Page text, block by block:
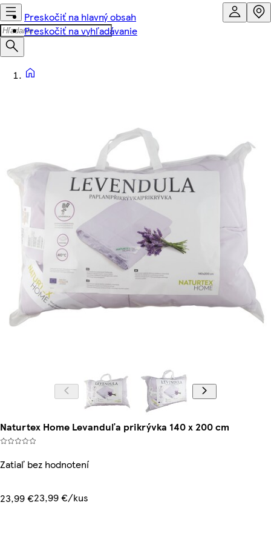
Preskočiť na hlavný obsah
Preskočiť na vyhľadávanie
Naturtex Home Levanduľa prikrývka 140 x 200 cm
Zatiaľ bez hodnotení
23,99 €23,99 €/kus